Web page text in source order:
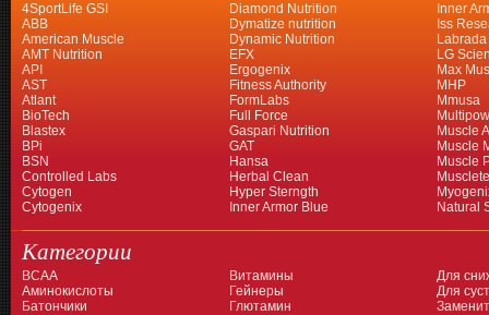
4SportLife GSI
ABB
American Muscle
AMT Nutrition
API
AST
Atlant
BioTech
Blastex
BPi
BSN
Controlled Labs
Cytogen
Cytogenix
Diamond Nutrition
Dymatize nutrition
Dynamic Nutrition
EFX
Ergogenix
Fitness Authority
FormLabs
Full Force
Gaspari Nutrition
GAT
Hansa
Herbal Clean
Hyper Sterngth
Inner Armor Blue
Inner
Iss
Labrada
LG
Max
MHP
Mmusa
Muscle
Muscle
Muscle
Natural
Категории
BCAA
Аминокислоты
Батончики
Витамины
Гейнеры
Глютамин
Для
Для